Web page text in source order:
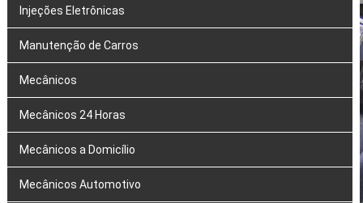
Injeções Eletrônicas
Manutenção de Carros
Mecânicos
Mecânicos 24 Horas
Mecânicos a Domicílio
Mecânicos Automotivo